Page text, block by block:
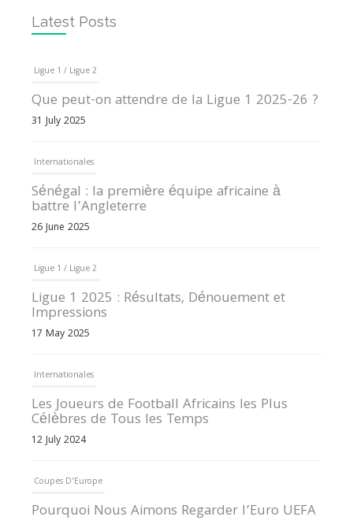
Latest Posts
Ligue 1 / Ligue 2
Que peut-on attendre de la Ligue 1 2025-26 ?
31 July 2025
Internationales
Sénégal : la première équipe africaine à
battre l’Angleterre
26 June 2025
Ligue 1 / Ligue 2
Ligue 1 2025 : Résultats, Dénouement et
Impressions
17 May 2025
Internationales
Les Joueurs de Football Africains les Plus
Célèbres de Tous les Temps
12 July 2024
Coupes D'Europe
Pourquoi Nous Aimons Regarder l’Euro UEFA